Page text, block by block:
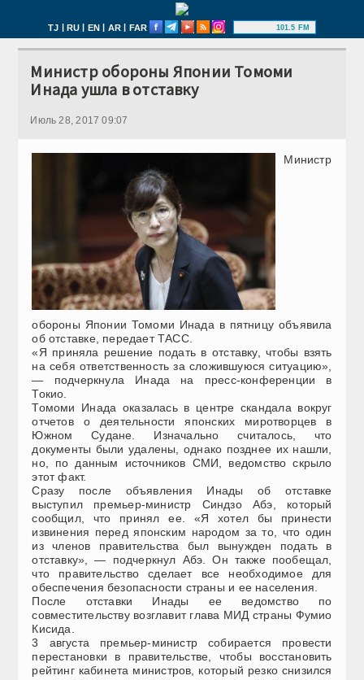
TJ | RU | EN | AR | FAR 101.5 FM
Министр обороны Японии Томоми
Инада ушла в отставку
Июль 28, 2017 09:07
Министр
обороны Японии Томоми Инада в пятницу объявила
об отставке, передает ТАСС.
«Я приняла решение подать в отставку, чтобы взять
на себя ответственность за сложившуюся ситуацию»,
— подчеркнула Инада на пресс-конференции в
Токио.
Томоми Инада оказалась в центре скандала вокруг
отчетов о деятельности японских миротворцев в
Южном Судане. Изначально считалось, что
документы были удалены, однако позднее их нашли,
но, по данным источников СМИ, ведомство скрыло
этот факт.
Сразу после объявления Инады об отставке
выступил премьер-министр Синдзо Абэ, который
сообщил, что принял ее. «Я хотел бы принести
извинения перед японским народом за то, что один
из членов правительства был вынужден подать в
отставку», — подчеркнул Абэ. Он также пообещал,
что правительство сделает все необходимое для
обеспечения безопасности страны и ее населения.
После отставки Инады ее ведомство по
совместительству возглавит глава МИД страны Фумио
Кисида.
3 августа премьер-министр собирается провести
перестановки в правительстве, чтобы восстановить
рейтинг кабинета министров, который резко снизился